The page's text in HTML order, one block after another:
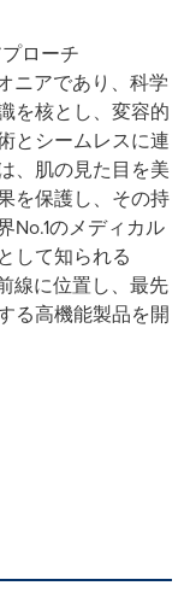
ローチ
ニアであり、科学
を核とし、変容的
とシームレスに連
、肌の見た目を美
を保護し、その持
No.1のメディカル
して知られる
線に位置し、最先
る高機能製品を開